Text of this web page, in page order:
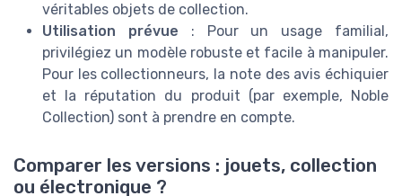
véritables objets de collection.
Utilisation prévue : Pour un usage familial,
privilégiez un modèle robuste et facile à manipuler.
Pour les collectionneurs, la note des avis échiquier
et la réputation du produit (par exemple, Noble
Collection) sont à prendre en compte.
Comparer les versions : jouets, collection
ou électronique ?